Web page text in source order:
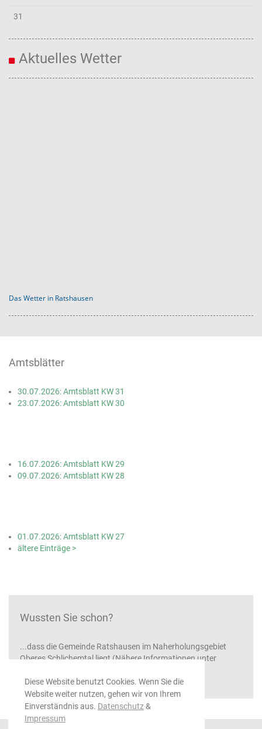
Diese Website benutzt Cookies. Wenn Sie die
Website weiter nutzen, gehen wir von Ihrem
Einverständnis aus. Datenschutz&
Impressum
31
Aktuelles Wetter
Das Wetter in Ratshausen
Amtsblätter
30.07.2026: Amtsblatt KW 31
23.07.2026: Amtsblatt KW 30
16.07.2026: Amtsblatt KW 29
09.07.2026: Amtsblatt KW 28
01.07.2026: Amtsblatt KW 27
ältere Einträge >
Wussten Sie schon?
...dass die Gemeinde Ratshausen im Naherholungsgebiet
Oberes Schlichemtal liegt (Nähere Informationen unter